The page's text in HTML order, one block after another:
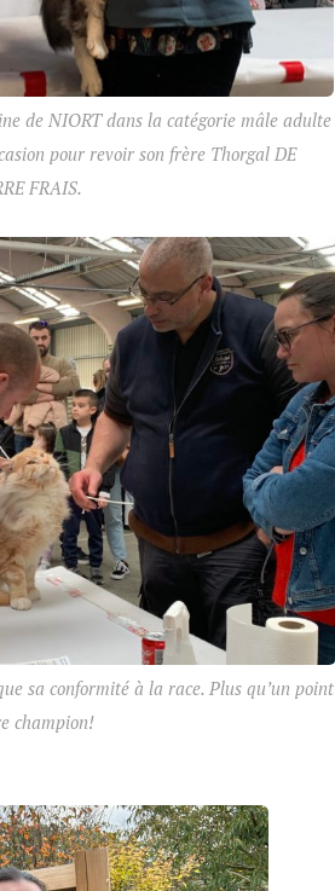
de NIORT dans la catégorie mâle adulte
pour revoir son frère Thorgal DE
FRAIS.
sa conformité à la race. Plus qu’un point
champion!